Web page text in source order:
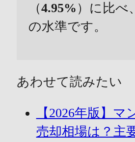
（4.95% ）に比べ、
の水準です。
あわせて読みたい
【2026年版】マ
売却相場は？主